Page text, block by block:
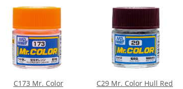
C173 Mr. Color
C29 Mr. Color Hull Red